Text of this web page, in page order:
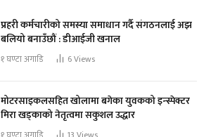
प्रहरी कर्मचारीको समस्या समाधान गर्दै संगठनलाई अझ
बलियो बनाउँछौं : डीआईजी खनाल
१ घण्टा अगाडि 6Views
मोटरसाइकलसहित खोलामा बगेका युवकको इन्स्पेक्टर
मिरा खड्काको नेतृत्वमा सकुशल उद्धार